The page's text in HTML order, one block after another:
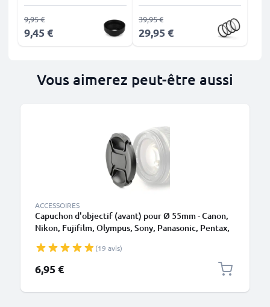
9,45 €
9,95 €
29,95 €
39,95 €
Vous aimerez peut-être aussi
ACCESSOIRES
Capuchon d'objectif (avant) pour Ø 55mm - Canon,
Nikon, Fujifilm, Olympus, Sony, Panasonic, Pentax,
protection
(19 avis)
6,95 €